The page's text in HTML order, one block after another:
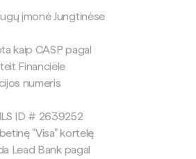
įmonė Jungtinėse
kaip CASP pagal
Financiële
numeris
ID # 2639252
"Visa" kortelę
Lead Bank pagal